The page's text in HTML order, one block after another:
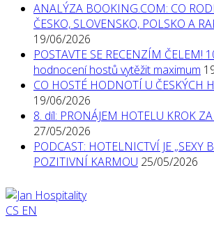
ANALÝZA BOOKING.COM: CO
ČESKO, SLOVENSKO, POLSKO A
19/06/2026
POSTAVTE SE RECENZÍM ČELEM!
hodnocení hostů vytěžit maximum
CO HOSTÉ HODNOTÍ U ČESKÝCH
19/06/2026
8. díl: PRONÁJEM HOTELU KROK
27/05/2026
PODCAST: HOTELNICTVÍ JE „SEXY
POZITIVNÍ KARMOU 25/05/2026
CS EN